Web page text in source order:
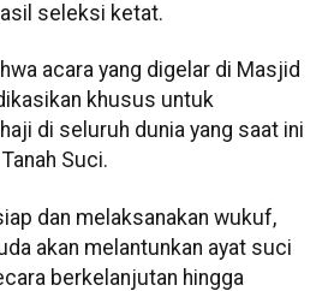
seleksi ketat.
acara yang digelar di Masjid
khusus untuk
di seluruh dunia yang saat ini
Suci.
dan melaksanakan wukuf,
akan melantunkan ayat suci
berkelanjutan hingga